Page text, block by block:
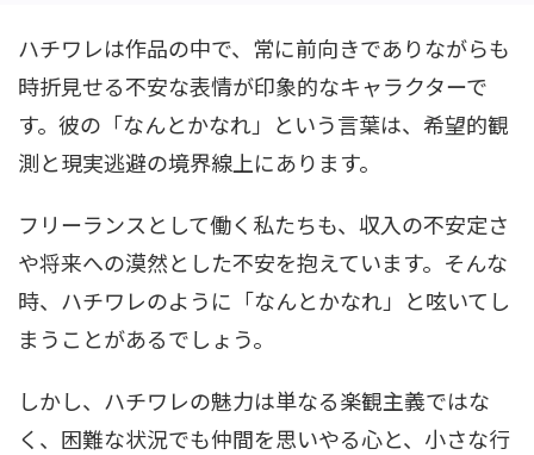
ハチワレは作品の中で、常に前向きでありながらも
時折見せる不安な表情が印象的なキャラクターで
す。彼の「なんとかなれ」という言葉は、希望的観
測と現実逃避の境界線上にあります。
フリーランスとして働く私たちも、収入の不安定さ
や将来への漠然とした不安を抱えています。そんな
時、ハチワレのように「なんとかなれ」と呟いてし
まうことがあるでしょう。
しかし、ハチワレの魅力は単なる楽観主義ではな
く、困難な状況でも仲間を思いやる心と、小さな行